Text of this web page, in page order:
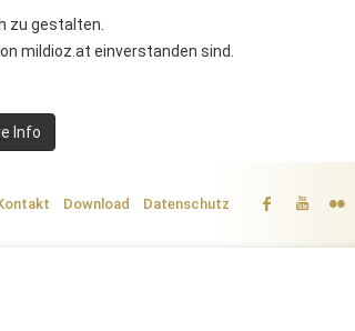
zu gestalten.
mildioz.at einverstanden sind.
Info
Download Datenschutz